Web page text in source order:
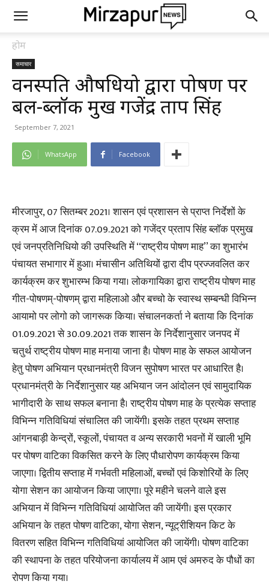
होम
समाचार
वनस्पति औषधियो द्वारा पोषण पर
बल-ब्लॉक प्रमुख गजेंद्र प्रताप सिंह
September 7, 2021
WhatsApp Facebook
मीरजापुर, 07 सितम्बर 2021। शासन एवं प्रशासन से प्राप्त निर्देशों के
क्रम में आज दिनांक 07.09.2021 को गजेंद्र प्रताप सिंह ब्लॉक प्रमुख
एवं जनप्रतिनिधियो की उपस्थिति में ‘‘राष्ट्रीय पोषण माह’’ का शुभारंभ
पंचायत सभागार में हुआ। मंचासीन अतिथियों द्वारा दीप प्रज्जवलित कर
कार्यक्रम कर शुभारम्भ किया गया। लोकगायिका द्वारा राष्ट्रीय पोषण माह
गीत-पोषणम्-पोषणम् द्वारा महिलाओ और बच्चो के स्वास्थ सम्बन्धी विभिन्न
आयामो पर लोगो को जागरूक किया। संचालनकर्ता ने बताया कि दिनांक
01.09.2021 से 30.09.2021 तक शासन के निर्देशानुसार जनपद में
चतुर्थ राष्ट्रीय पोषण माह मनाया जाना है। पोषण माह के सफल आयोजन
हेतु पोषण अभियान प्रधानमंत्री विजन सुपोषण भारत पर आधारित है।
प्रधानमंत्री के निर्देशानुसार यह अभियान जन आंदोलन एवं सामुदायिक
भागीदारी के साथ सफल बनाना है। राष्ट्रीय पोषण माह के प्रत्येक सप्ताह
विभिन्न गतिविधियां संचालित की जायेंगी। इसके तहत प्रथम सप्ताह
आंगनबाड़ी केन्द्रों, स्कूलों, पंचायत व अन्य सरकारी भवनों में खाली भूमि
पर पोषण वाटिका विकसित करने के लिए पौधारोपण कार्यक्रम किया
जाएगा। द्वितीय सप्ताह में गर्भवती महिलाओं, बच्चों एवं किशोरियों के लिए
योगा सेशन का आयोजन किया जाएगा। पूरे महीने चलने वाले इस
अभियान में विभिन्न गतिविधियां आयोजित की जायेंगी। इस प्रकार
अभियान के तहत पोषण वाटिका, योगा सेशन, न्यूट्रीशियन किट के
वितरण सहित विभिन्न गतिविधियां आयोजित की जायेंगी। पोषण वाटिका
की स्थापना के तहत परियोजना कार्यालय में आम एवं अमरुद के पौधों का
रोपण किया गया।